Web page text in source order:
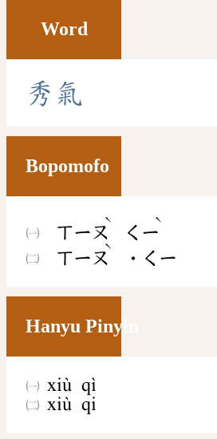
Word
秀 氣
Bopomofo
ㄒㄧㄡ
ˋ
ㄑㄧ
ˋ
ㄒㄧㄡ
ˋ
˙ㄑㄧ
Hanyu Pinyin
xiù qì
xiù qi